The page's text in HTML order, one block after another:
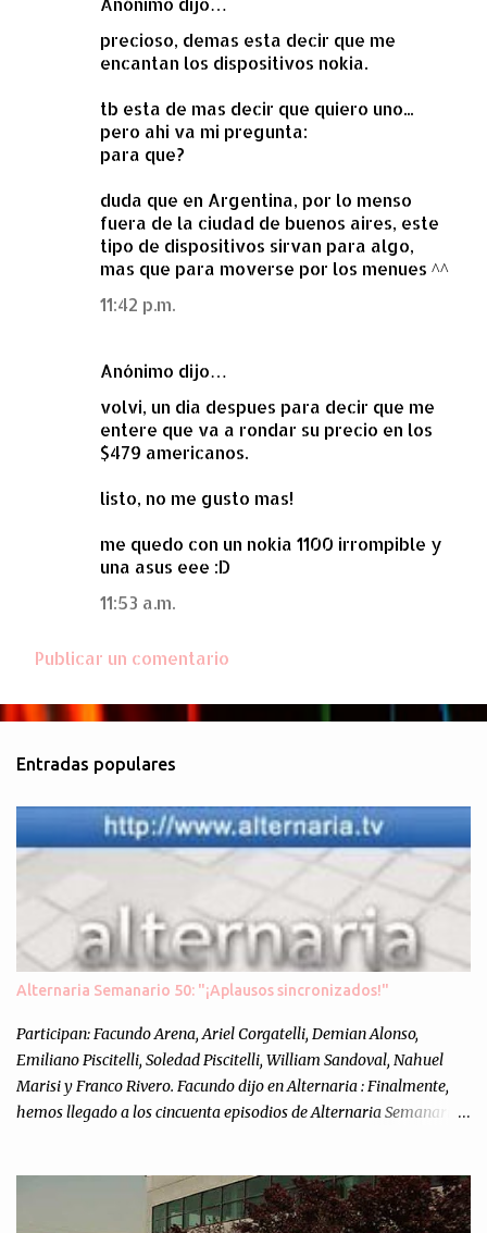
precioso, demas esta decir que me
encantan los dispositivos nokia.
tb esta de mas decir que quiero uno...
pero ahi va mi pregunta:
para que?
duda que en Argentina, por lo menso
fuera de la ciudad de buenos aires, este
tipo de dispositivos sirvan para algo,
mas que para moverse por los menues ^^
11:42 p.m.
Anónimo dijo…
volvi, un dia despues para decir que me
entere que va a rondar su precio en los
$479 americanos.
listo, no me gusto mas!
me quedo con un nokia 1100 irrompible y
una asus eee :D
11:53 a.m.
Publicar un comentario
Entradas populares
Alternaria Semanario 50: "¡Aplausos sincronizados!"
Participan: Facundo Arena, Ariel Corgatelli, Demian Alonso,
Emiliano Piscitelli, Soledad Piscitelli, William Sandoval, Nahuel
Marisi y Franco Rivero. Facundo dijo en Alternaria : Finalmente,
hemos llegado a los cincuenta episodios de Alternaria Semanario.
nuestra propia óptica: un punto de vista independiente e
informal.Para festejarlo, se nos ocurrió que estemos todos juntos; y